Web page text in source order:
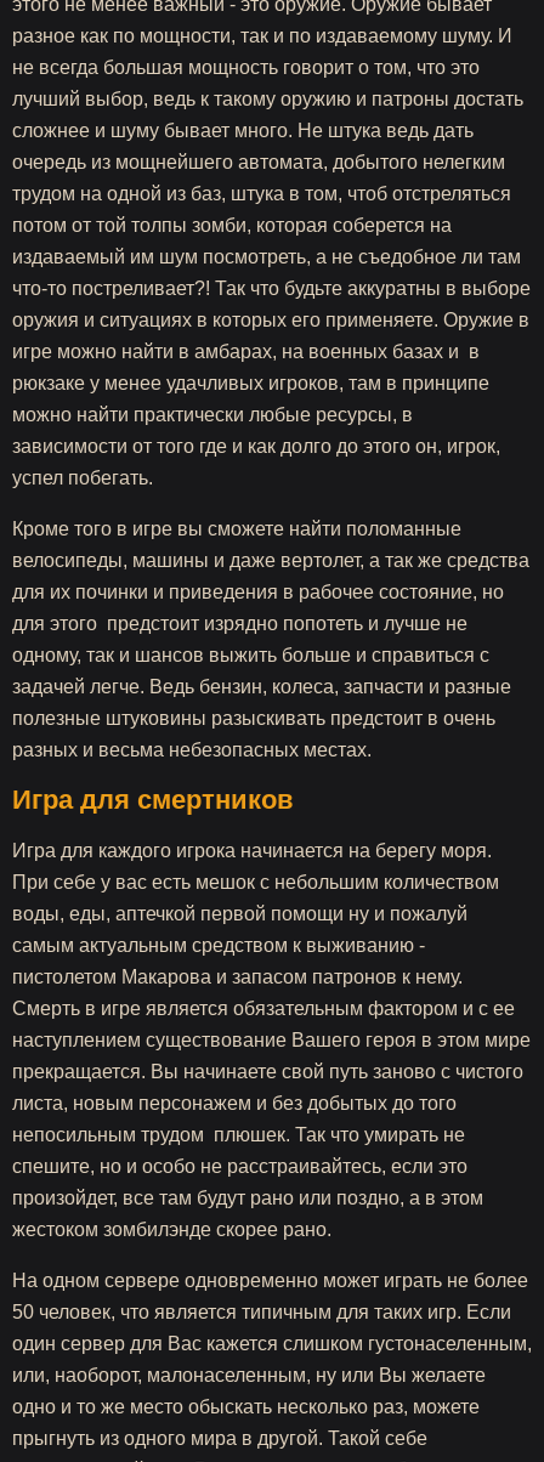
разное как по мощности, так и по издаваемому шуму. И
не всегда большая мощность говорит о том, что это
лучший выбор, ведь к такому оружию и патроны достать
сложнее и шуму бывает много. Не штука ведь дать
очередь из мощнейшего автомата, добытого нелегким
трудом на одной из баз, штука в том, чтоб отстреляться
потом от той толпы зомби, которая соберется на
издаваемый им шум посмотреть, а не съедобное ли там
что-то постреливает?! Так что будьте аккуратны в выборе
оружия и ситуациях в которых его применяете. Оружие в
игре можно найти в амбарах, на военных базах и в
рюкзаке у менее удачливых игроков, там в принципе
можно найти практически любые ресурсы, в
зависимости от того где и как долго до этого он, игрок,
успел побегать.
Кроме того в игре вы сможете найти поломанные
велосипеды, машины и даже вертолет, а так же средства
для их починки и приведения в рабочее состояние, но
для этого предстоит изрядно попотеть и лучше не
одному, так и шансов выжить больше и справиться с
задачей легче. Ведь бензин, колеса, запчасти и разные
полезные штуковины разыскивать предстоит в очень
разных и весьма небезопасных местах.
Игра для смертников
Игра для каждого игрока начинается на берегу моря.
При себе у вас есть мешок с небольшим количеством
воды, еды, аптечкой первой помощи ну и пожалуй
самым актуальным средством к выживанию -
пистолетом Макарова и запасом патронов к нему.
Смерть в игре является обязательным фактором и с ее
наступлением существование Вашего героя в этом мире
прекращается. Вы начинаете свой путь заново с чистого
листа, новым персонажем и без добытых до того
непосильным трудом плюшек. Так что умирать не
спешите, но и особо не расстраивайтесь, если это
произойдет, все там будут рано или поздно, а в этом
жестоком зомбилэнде скорее рано.
На одном сервере одновременно может играть не более
50 человек, что является типичным для таких игр. Если
один сервер для Вас кажется слишком густонаселенным,
или, наоборот, малонаселенным, ну или Вы желаете
одно и то же место обыскать несколько раз, можете
прыгнуть из одного мира в другой. Такой себе